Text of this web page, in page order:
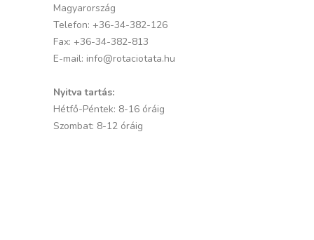
Magyarország
Telefon: +36-34-382-126
Fax: +36-34-382-813
E-mail: info@rotaciotata.hu
Nyitva tartás:
Hétfő-Péntek: 8-16 óráig
Szombat: 8-12 óráig